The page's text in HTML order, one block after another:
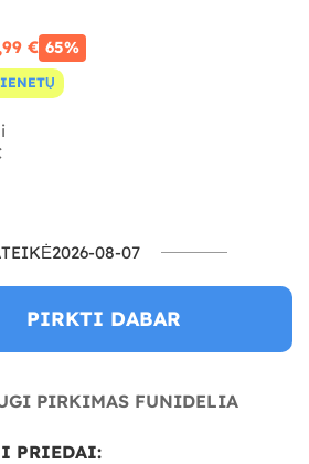
€ 65%
08-07
PIRKTI DABAR
PIRKIMAS FUNIDELIA
PRIEDAI: